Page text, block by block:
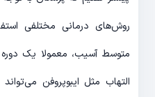
روش‌های درمانی مختلفی
متوسط آسیب، معمولا یک
التهاب مثل ایبوپروفن